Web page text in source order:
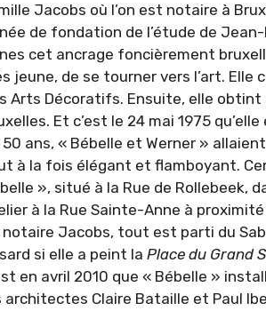
Jacobs où l’on est notaire à
de fondation de l’étude de
cet ancrage foncièrement
jeune, de se tourner vers l’art.
Arts Décoratifs. Ensuite, elle obtint
Et c’est le 24 mai 1975
50 ans, « Bébelle et Werner »
à la fois élégant et flamboyant.
», situé à la Rue de Rollebeek,
à la Rue Sainte-Anne à
notaire Jacobs, tout est parti du
si elle a peint la Place du Grand
en avril 2010 que « Bébelle »
architectes Claire Bataille et Paul